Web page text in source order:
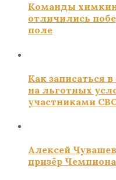
Команды
отличились
поле
Как записаться
на льготных
участниками
Алексей
призёр